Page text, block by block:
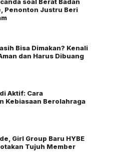
Penonton Justru Beri
Bisa Dimakan? Kenali
dan Harus Dibuang
Aktif: Cara
Kebiasaan Berolahraga
Girl Group Baru HYBE
Tujuh Member